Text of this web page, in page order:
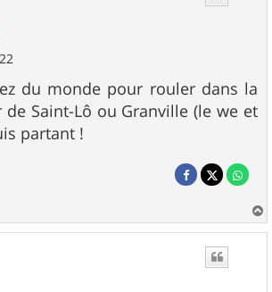
du monde pour rouler dans la
Saint-Lô ou Granville (le we et
partant !
a